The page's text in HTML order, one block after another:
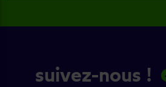
suivez-nous !